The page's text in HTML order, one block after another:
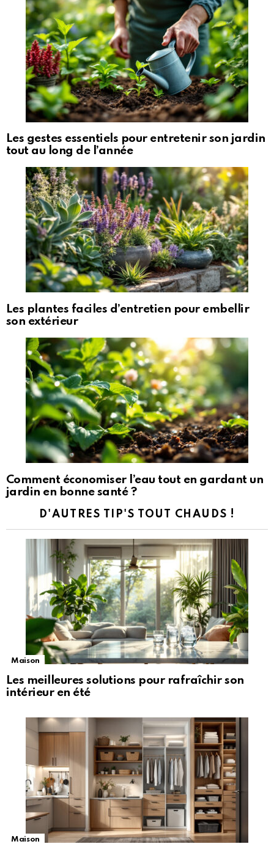
Les gestes essentiels pour entretenir son jardin
tout au long de l’année
Les plantes faciles d’entretien pour embellir
son extérieur
Comment économiser l’eau tout en gardant un
jardin en bonne santé ?
D'AUTRES TIP'S TOUT CHAUDS !
Maison
Les meilleures solutions pour rafraîchir son
intérieur en été
Maison